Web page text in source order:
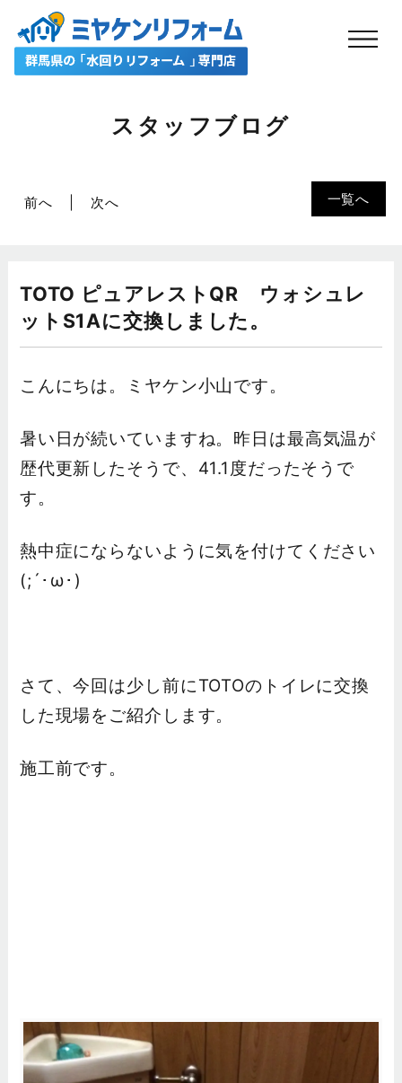
スタッフブログ
一覧へ
前へ 次へ
TOTO ピュアレストQR ウォシュレ
ットS1Aに交換しました。
こんにちは。ミヤケン小山です。
暑い日が続いていますね。昨日は最高気温が
歴代更新したそうで、41.1度だったそうで
す。
熱中症にならないように気を付けてください
(;´･ω･)
さて、今回は少し前にTOTOのトイレに交換
した現場をご紹介します。
施工前です。